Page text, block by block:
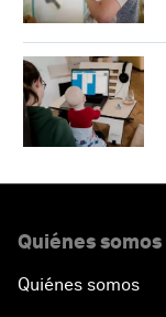
Quiénes somos
Quiénes somos